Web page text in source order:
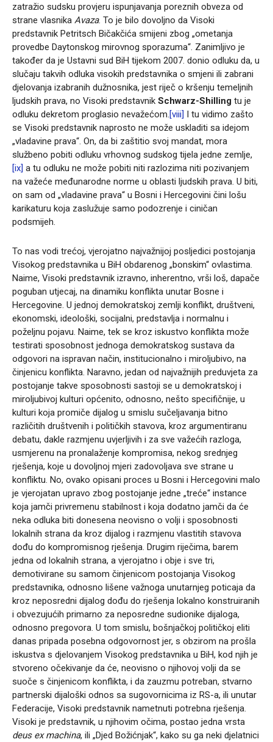
zatražio sudsku provjeru ispunjavanja poreznih obveza od
strane vlasnika Avaza. To je bilo dovoljno da Visoki
predstavnik Petritsch Bičakčića smijeni zbog „ometanja
provedbe Daytonskog mirovnog sporazuma“. Zanimljivo je
također da je Ustavni sud BiH tijekom 2007. donio odluku da, u
slučaju takvih odluka visokih predstavnika o smjeni ili zabrani
djelovanja izabranih dužnosnika, jest riječ o kršenju temeljnih
ljudskih prava, no Visoki predstavnik Schwarz-Shilling tu je
odluku dekretom proglasio nevažećom. [viii] I tu vidimo zašto
se Visoki predstavnik naprosto ne može uskladiti sa idejom
„vladavine prava“. On, da bi zaštitio svoj mandat, mora
službeno pobiti odluku vrhovnog sudskog tijela jedne zemlje,
[ix] a tu odluku ne može pobiti niti razlozima niti pozivanjem
na važeće međunarodne norme u oblasti ljudskih prava. U biti,
on sam od „vladavine prava“ u Bosni i Hercegovini čini lošu
karikaturu koja zaslužuje samo podozrenje i ciničan
podsmijeh.
To nas vodi trećoj, vjerojatno najvažnijoj posljedici postojanja
Visokog predstavnika u BiH obdarenog „bonskim“ ovlastima.
Naime, Visoki predstavnik izravno, inherentno, vrši loš, dapače
poguban utjecaj, na dinamiku konflikta unutar Bosne i
Hercegovine. U jednoj demokratskoj zemlji konflikt, društveni,
ekonomski, ideološki, socijalni, predstavlja i normalnu i
poželjnu pojavu. Naime, tek se kroz iskustvo konflikta može
testirati sposobnost jednoga demokratskog sustava da
odgovori na ispravan način, institucionalno i miroljubivo, na
činjenicu konflikta. Naravno, jedan od najvažnijih preduvjeta za
postojanje takve sposobnosti sastoji se u demokratskoj i
miroljubivoj kulturi općenito, odnosno, nešto specifičnije, u
kulturi koja promiče dijalog u smislu sučeljavanja bitno
različitih društvenih i političkih stavova, kroz argumentiranu
debatu, dakle razmjenu uvjerljivih i za sve važećih razloga,
usmjerenu na pronalaženje kompromisa, nekog srednjeg
rješenja, koje u dovoljnoj mjeri zadovoljava sve strane u
konfliktu. No, ovako opisani proces u Bosni i Hercegovini malo
je vjerojatan upravo zbog postojanje jedne „treće“ instance
koja jamči privremenu stabilnost i koja dodatno jamči da će
neka odluka biti donesena neovisno o volji i sposobnosti
lokalnih strana da kroz dijalog i razmjenu vlastitih stavova
dođu do kompromisnog rješenja. Drugim riječima, barem
jedna od lokalnih strana, a vjerojatno i obje i sve tri,
demotivirane su samom činjenicom postojanja Visokog
predstavnika, odnosno lišene važnoga unutarnjeg poticaja da
kroz neposredni dijalog dođu do rješenja lokalno konstruiranih
i obvezujućih primarno za neposredne sudionike dijaloga,
odnosno pregovora. U tom smislu, bošnjačkoj političkoj eliti
danas pripada posebna odgovornost jer, s obzirom na prošla
iskustva s djelovanjem Visokog predstavnika u BiH, kod njih je
stvoreno očekivanje da će, neovisno o njihovoj volji da se
suoče s činjenicom konflikta, i da zauzmu potreban, stvarno
partnerski dijaloški odnos sa sugovornicima iz RS-a, ili unutar
Federacije, Visoki predstavnik nametnuti potrebna rješenja.
Visoki je predstavnik, u njihovim očima, postao jedna vrsta
deus ex machina, ili „Djed Božićnjak“, kako su ga neki djelatnici